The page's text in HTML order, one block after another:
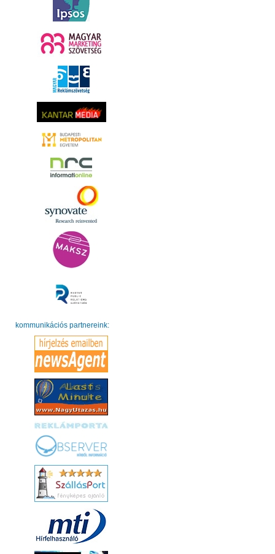
kommunikációs partnereink: